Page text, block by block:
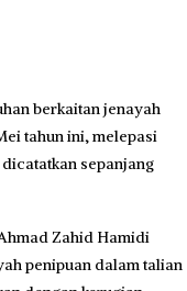
berkaitan jenayah
tahun ini, melepasi
sepanjang
Zahid Hamidi
penipuan dalam talian